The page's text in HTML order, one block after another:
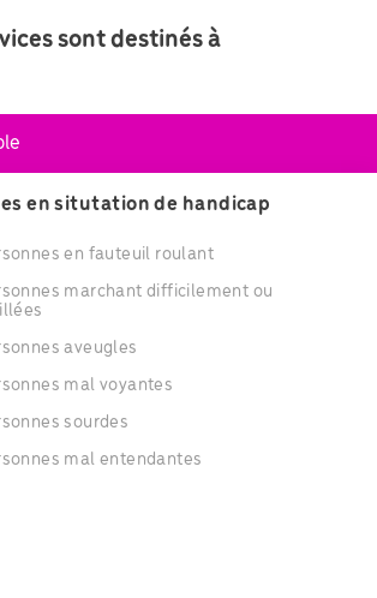
sont destinés à
en situtation de handicap
en fauteuil roulant
marchant difficilement ou
aveugles
mal voyantes
sourdes
mal entendantes